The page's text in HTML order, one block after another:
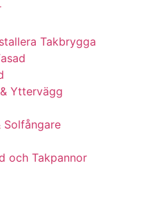
Takbrygga
Yttervägg
Solfångare
och Takpannor